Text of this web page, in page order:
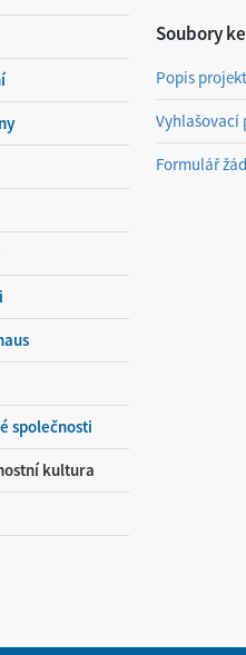
společnosti
kultura
Soubory
Popis
Vyhlašovací
Formulář